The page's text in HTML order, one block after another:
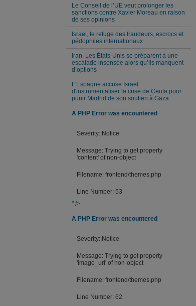
Le Conseil de l’UE veut prolonger les
sanctions contre Xavier Moreau en raison
de ses opinions
Israël, le refuge des fraudeurs, escrocs et
pédophiles internationaux
Iran. Les États-Unis se préparent à une
escalade insensée alors qu’ils manquent
d’options
L'Espagne accuse Israël
d'instrumentaliser la crise de Ceuta pour
punir Madrid de son soutien à Gaza
A PHP Error was encountered
Severity: Notice
Message: Trying to get property
'content' of non-object
Filename: frontend/themes.php
Line Number: 53
" />
A PHP Error was encountered
Severity: Notice
Message: Trying to get property
'image_url' of non-object
Filename: frontend/themes.php
Line Number: 62